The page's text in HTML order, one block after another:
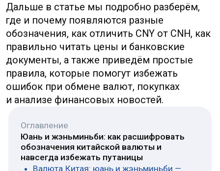
RMB и знак ¥ — как читать маркировку
Разменные единицы: цзяо, фэнь и как
считать копейки китайской валюты
Китайский практикум: чтение чеков,
ценников и квитанций
Китай на мировой арене: роль юаня
в международных расчётах
Советы, как навсегда избежать путаницы
при обмене и оплате в Китае
Типичные ошибки и их исправление: